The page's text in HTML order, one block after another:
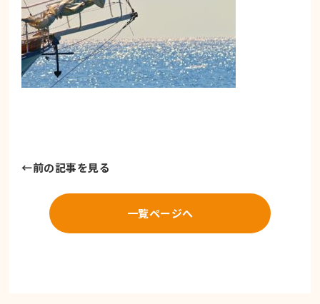
←前の記事を見る
一覧ページへ